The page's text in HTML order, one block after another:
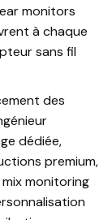
monitors
à chaque
sans fil
des
dédiée,
premium,
monitoring